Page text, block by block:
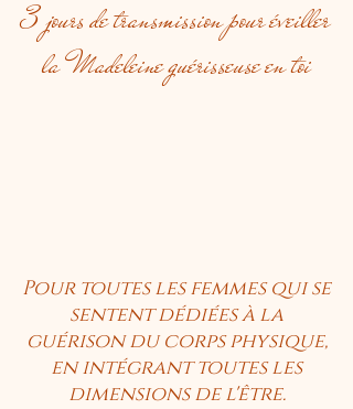
3 jours de transmission pour éveiller
la Madeleine guérisseuse en toi
Pour toutes les femmes qui se
sentent dédiées à la
guérison du corps physique,
en intégrant toutes les
dimensions de l'être.